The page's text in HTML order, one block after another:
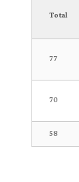
Total
77
70
58